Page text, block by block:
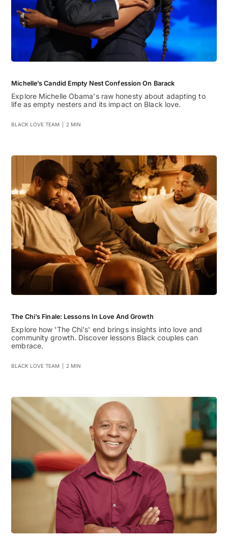
Michelle’s Candid Empty Nest Confession On Barack
Explore Michelle Obama's raw honesty about adapting to
life as empty nesters and its impact on Black love.
BLACK LOVE TEAM 2 MIN
The Chi’s Finale: Lessons In Love And Growth
Explore how 'The Chi's' end brings insights into love and
community growth. Discover lessons Black couples can
embrace.
BLACK LOVE TEAM 2 MIN